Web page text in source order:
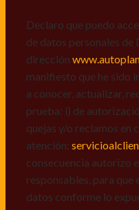
responsables, para
datos conforme lo
Declaro que puedo
de datos personales de
dirección
manifiesto que he sido
a conocer, actualizar,
prueba: i) de
quejas y/o reclamos en
atención:
consecuencia autorizo
responsables, para
datos conforme lo